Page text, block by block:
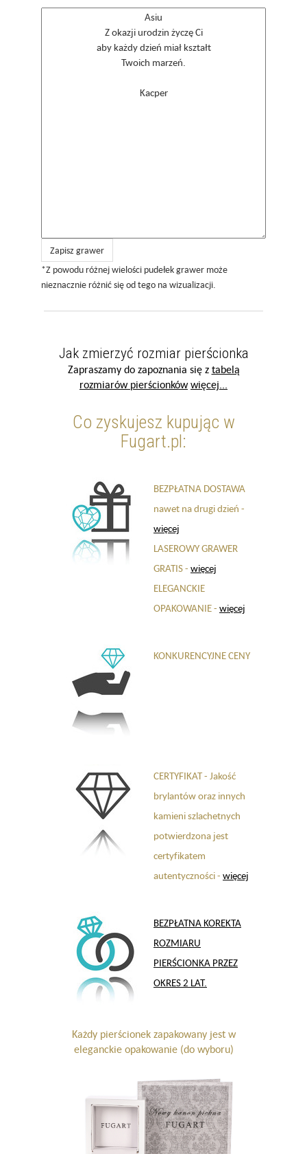
Zapisz grawer
*Z powodu różnej wielości pudełek grawer może
nieznacznie różnić się od tego na wizualizacji.
Jak zmierzyć rozmiar pierścionka
Zapraszamy do zapoznania się z tabelą
rozmiarów pierścionków więcej...
Co zyskujesz kupując w
Fugart.pl:
BEZPŁATNA DOSTAWA
nawet na drugi dzień -
więcej
LASEROWY GRAWER
GRATIS - więcej
ELEGANCKIE
OPAKOWANIE - więcej
KONKURENCYJNE CENY
CERTYFIKAT - Jakość
brylantów oraz innych
kamieni szlachetnych
potwierdzona jest
certyfikatem
autentyczności - więcej
BEZPŁATNA KOREKTA
ROZMIARU
PIERŚCIONKA PRZEZ
OKRES 2 LAT.
Każdy pierścionek zapakowany jest w
eleganckie opakowanie (do wyboru)